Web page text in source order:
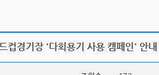
컵경기장 '다회용기 사용 캠페인' 안내